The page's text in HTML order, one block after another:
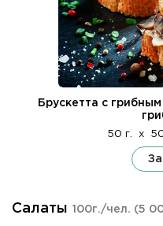
Брускетта с
50 г. x
Салаты 100г./чел. (5